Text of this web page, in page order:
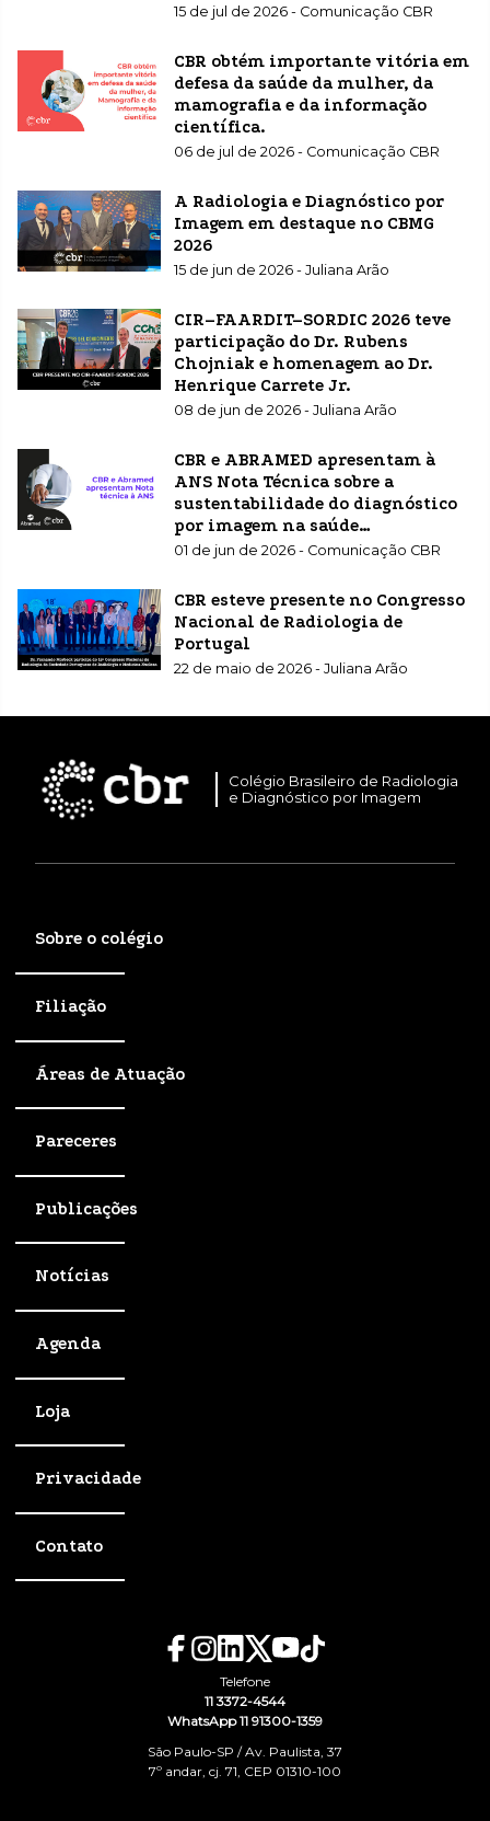
15 de jul de 2026 - Comunicação CBR
CBR obtém importante vitória em
defesa da saúde da mulher, da
mamografia e da informação
científica.
06 de jul de 2026 - Comunicação CBR
A Radiologia e Diagnóstico por
Imagem em destaque no CBMG
2026
15 de jun de 2026 - Juliana Arão
CIR–FAARDIT–SORDIC 2026 teve
participação do Dr. Rubens
Chojniak e homenagem ao Dr.
Henrique Carrete Jr.
08 de jun de 2026 - Juliana Arão
CBR e ABRAMED apresentam à
ANS Nota Técnica sobre a
sustentabilidade do diagnóstico
por imagem na saúde
suplementar
01 de jun de 2026 - Comunicação CBR
CBR esteve presente no Congresso
Nacional de Radiologia de
Portugal
22 de maio de 2026 - Juliana Arão
Colégio Brasileiro de Radiologia
e Diagnóstico por Imagem
Sobre o colégio
Filiação
Áreas de Atuação
Pareceres
Publicações
Notícias
Agenda
Loja
Privacidade
Contato
Telefone
11 3372-4544
WhatsApp 11 91300-1359
São Paulo-SP / Av. Paulista, 37
7º andar, cj. 71, CEP 01310-100